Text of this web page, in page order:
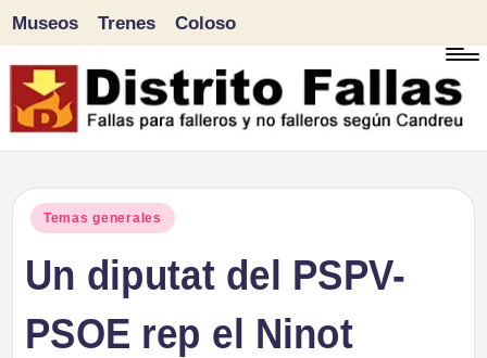
Saltar
al
Museos Trenes Coloso
Publicado
Temas generales
Un diputat del PSPV-
PSOE rep el Ninot